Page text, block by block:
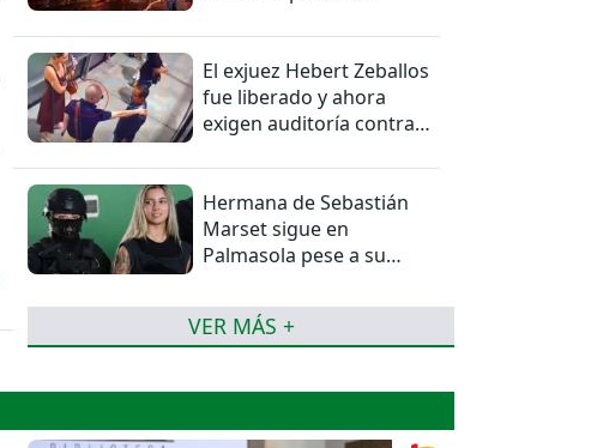
El exjuez Hebert Zeballos
fue liberado y ahora
exigen auditoría contra
Hermana de Sebastián
Marset sigue en
Palmasola pese a su
VER MÁS +